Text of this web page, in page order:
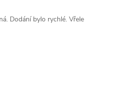
Dodání bylo rychlé. Vřele